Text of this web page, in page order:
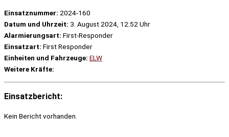
Einsatznummer: 2024-160
Datum und Uhrzeit: 3. August 2024, 12:52 Uhr
Alarmierungsart: First-Responder
Einsatzart: First Responder
Einheiten und Fahrzeuge: ELW
Weitere Kräfte:
Einsatzbericht:
Kein Bericht vorhanden.